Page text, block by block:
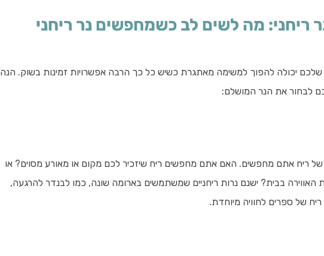
ריחני: מה לשים לב כשמחפשים נר ריחני
שלכם יכולה להפוך למשימה מאתגרת כשיש כל כך הרבה אפשרויות זמינות בשוק. הנה
לבחור את הנר המושלם:
ריח אתם מחפשים. האם אתם מחפשים ריח שיזכיר לכם מקום או מאורע מסוים? או
בבית? ישנם נרות ריחניים שמשתמשים בארומה שונה, כמו לבנדר להרגעה,
ריח של ספרים לחוויה מיוחדת.